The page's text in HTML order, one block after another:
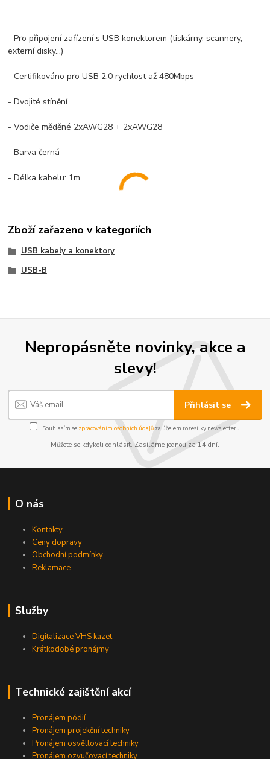
- Pro připojení zařízení s USB konektorem (tiskárny, scannery,
externí disky...)
- Certifikováno pro USB 2.0 rychlost až 480Mbps
- Dvojité stínění
- Vodiče měděné 2xAWG28 + 2xAWG28
- Barva černá
- Délka kabelu: 1m
Zboží zařazeno v kategoriích
USB kabely a konektory
USB-B
Nepropásněte novinky, akce a
slevy!
Přihlásit se
Souhlasím se zpracováním osobních údajůza účelem rozesílky newsletteru.
Můžete se kdykoli odhlásit. Zasíláme jednou za 14 dní.
O nás
Kontakty
Ceny dopravy
Obchodní podmínky
Reklamace
Služby
Digitalizace VHS kazet
Krátkodobé pronájmy
Technické zajištění akcí
Pronájem pódií
Pronájem projekční techniky
Pronájem osvětlovací techniky
Pronájem ozvučovací techniky